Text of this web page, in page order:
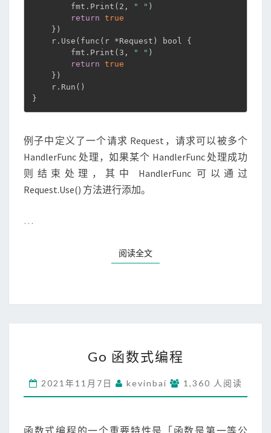
        fmt.Print
( 2, " " )
return true
} )
    r.Use
( func ( r *Request ) bool {
        fmt.Print
( 3, " " )
return true
} )
    r.Run
( )
}
例子中定义了一个请求 Request，请求可以被多个
HandlerFunc 处理，如果某个 HandlerFunc 处理成功
则结束处理，其中 HandlerFunc 可以通过
Request.Use() 方法进行添加。
…
阅读全文
O
函
数
Go 函数式编程
2021年11月7日 kevinbai 1,360 人阅读
函数式编程的一个重要特性是「函数是第一等公